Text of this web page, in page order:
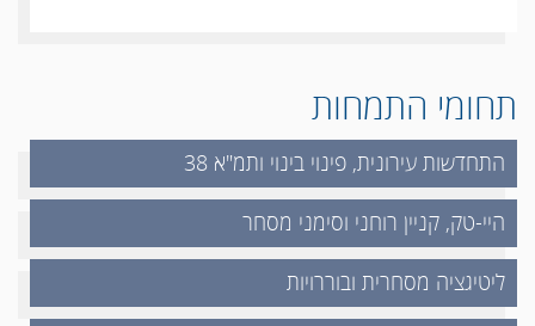
תחומי התמחות
התחדשות עירונית, פינוי בינוי ותמ"א 38
היי-טק, קניין רוחני וסימני מסחר
ליטיגציה מסחרית ובוררויות